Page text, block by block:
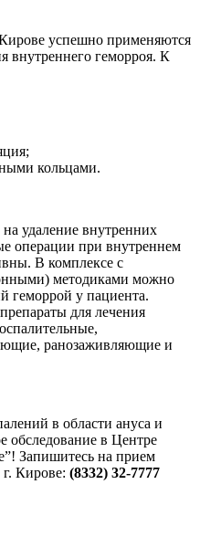
успешно применяются
внутреннего геморроя. К
кольцами.
удаление внутренних
операции при внутреннем
В комплексе с
методиками можно
геморрой у пациента.
для лечения
ранозаживляющие и
в области ануса и
обследование в Центре
Запишитесь на прием
г. Кирове: (8332) 32-7777